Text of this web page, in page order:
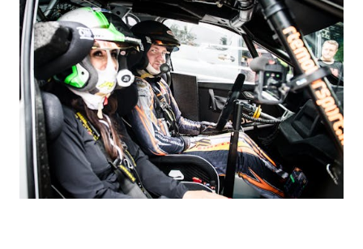
KODIAQ
SUPERB